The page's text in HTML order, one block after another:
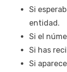
Si
entidad.
Si el
Si has
Si